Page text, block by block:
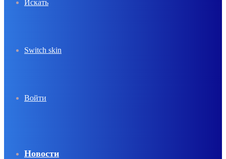
Искать
Switch skin
Войти
Новости